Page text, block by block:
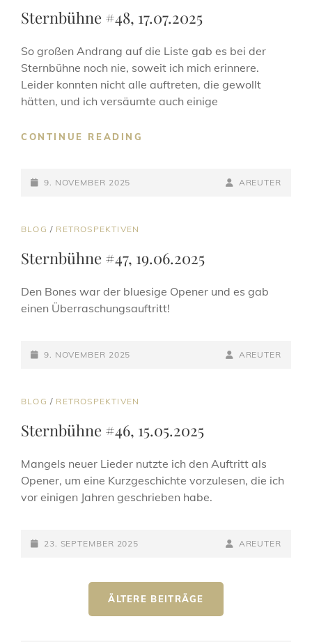
Sternbühne #48, 17.07.2025
So großen Andrang auf die Liste gab es bei der
Sternbühne noch nie, soweit ich mich erinnere.
Leider konnten nicht alle auftreten, die gewollt
hätten, und ich versäumte auch einige
CONTINUE READING
POSTED-
9. NOVEMBER 2025
BY
BYLINE
AREUTER
CAT
BLOG / RETROSPEKTIVEN
Sternbühne #47, 19.06.2025
Den Bones war der bluesige Opener und es gab
einen Überraschungsauftritt!
POSTED-
9. NOVEMBER 2025
BY
BYLINE
AREUTER
CAT
BLOG / RETROSPEKTIVEN
Sternbühne #46, 15.05.2025
Mangels neuer Lieder nutzte ich den Auftritt als
Opener, um eine Kurzgeschichte vorzulesen, die ich
vor einigen Jahren geschrieben habe.
POSTED-
23. SEPTEMBER 2025
BY
BYLINE
AREUTER
Beitragsnavigation
ÄLTERE BEITRÄGE